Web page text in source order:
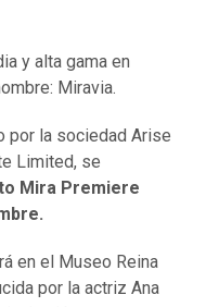
y alta gama en
Miravia.
por la sociedad Arise
Limited, se
Mira Premiere
en el Museo Reina
por la actriz Ana